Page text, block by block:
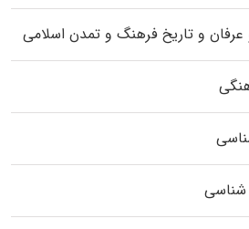
عرفان و تاریخ فرهنگ و تمدن اسلامی
شناسی